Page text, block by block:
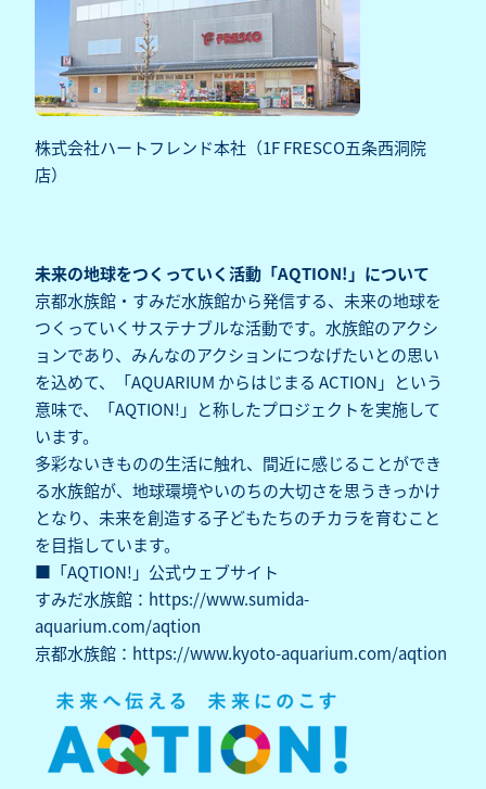
株式会社ハートフレンド本社（1F FRESCO五条西洞院
店）
未来の地球をつくっていく活動「AQTION!」について
京都水族館・すみだ水族館から発信する、未来の地球を
つくっていくサステナブルな活動です。水族館のアクシ
ョンであり、みんなのアクションにつなげたいとの思い
を込めて、「AQUARIUM からはじまる ACTION」という
意味で、「AQTION!」と称したプロジェクトを実施して
います。
多彩ないきものの生活に触れ、間近に感じることができ
る水族館が、地球環境やいのちの大切さを思うきっかけ
となり、未来を創造する子どもたちのチカラを育むこと
を目指しています。
■「AQTION!」公式ウェブサイト
すみだ水族館： https://www.sumida-
aquarium.com/aqtion
京都水族館： https://www.kyoto-aquarium.com/aqtion